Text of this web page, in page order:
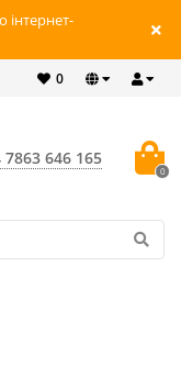
інтернет-
0
7863 646 165
0